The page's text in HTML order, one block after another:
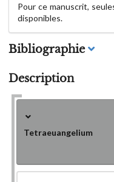
Pour ce manuscrit,
disponibles.
Bibliographie
Description
Tetraeuangelium